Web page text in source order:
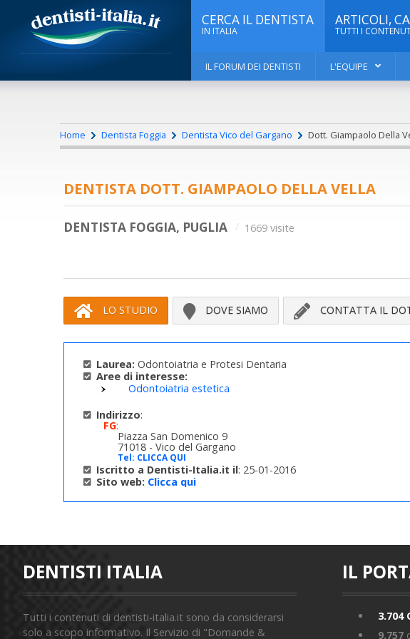
CERCA IL DENTISTA
IN ITALIA
ARTICOLI,
TUTTI I
IL FORUM DEI DENTISTI L'EQUIPE
Home Dentista Foggia Dentista Vico del Gargano Dott. Giampaolo Della
DENTISTA DOTT. GIAMPAOLO DELLA VELLA
DENTISTA FOGGIA, PUGLIA 1669 visite
LO STUDIO DOVE SIAMO CONTATTA IL
Laurea: Odontoiatria e Protesi Dentaria
Aree di interesse:
Odontoiatria estetica
Indirizzo:
FG:
Piazza San Domenico 9
71018 - Vico del Gargano
Tel: CLICCA QUI
Iscritto a Dentisti-Italia.it il: 25-01-2016
Sito web: Clicca qui
DENTISTI ITALIA
Tutti i contenuti di dentisti-italia.it sono da considerarsi
solo a scopo informativo. Il Servizio di "Domande &
IL
3.704
9.757